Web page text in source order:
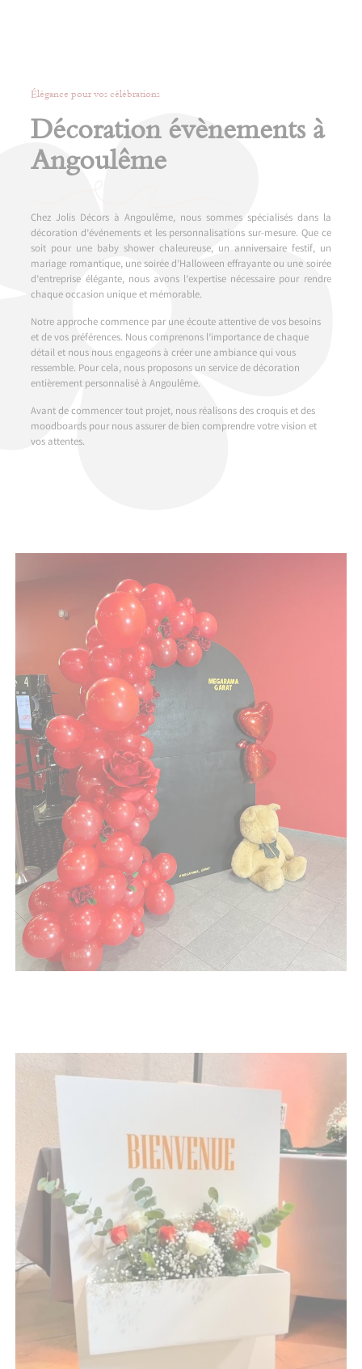
Élégance pour vos célébrations
Décoration évènements à
Angoulême
Chez Jolis Décors à Angoulême, nous sommes spécialisés dans la
décoration d’événements et les personnalisations sur-mesure. Que ce
soit pour une baby shower chaleureuse, un anniversaire festif, un
mariage romantique, une soirée d’Halloween effrayante ou une soirée
d’entreprise élégante, nous avons l’expertise nécessaire pour rendre
chaque occasion unique et mémorable.
Notre approche commence par une écoute attentive de vos besoins
et de vos préférences. Nous comprenons l’importance de chaque
détail et nous nous engageons à créer une ambiance qui vous
ressemble. Pour cela, nous proposons un service de décoration
entièrement personnalisé à Angoulême.
Avant de commencer tout projet, nous réalisons des croquis et des
moodboards pour nous assurer de bien comprendre votre vision et
vos attentes.